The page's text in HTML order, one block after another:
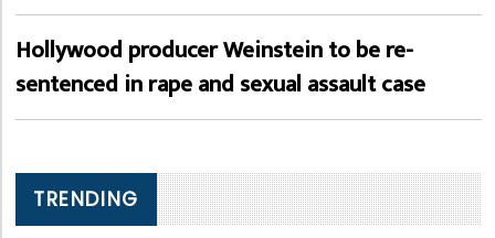
Hollywood producer Weinstein to be re-
sentenced in rape and sexual assault case
TRENDING